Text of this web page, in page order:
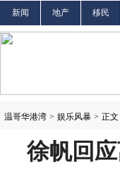
新闻 地产 移民
温哥华港湾 > 娱乐风暴 > 正文
徐帆回